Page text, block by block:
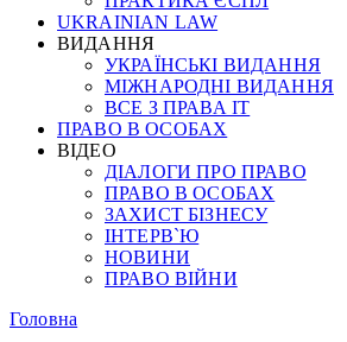
UKRAINIAN LAW
ВИДАННЯ
УКРАЇНСЬКІ ВИДАННЯ
МІЖНАРОДНІ ВИДАННЯ
ВСЕ З ПРАВА ІТ
ПРАВО В ОСОБАХ
ВІДЕО
ДІАЛОГИ ПРО ПРАВО
ПРАВО В ОСОБАХ
ЗАХИСТ БІЗНЕСУ
ІНТЕРВ`Ю
НОВИНИ
ПРАВО ВІЙНИ
Головна